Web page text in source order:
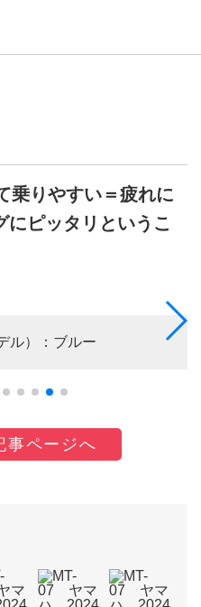
乗りやすい＝疲れに
にピッタリというこ
ル）：ブルー
事ページへ